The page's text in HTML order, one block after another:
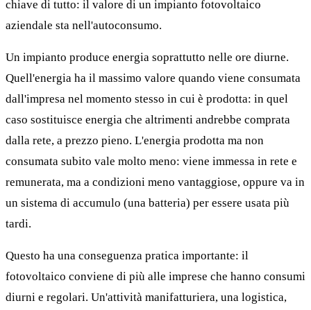
chiave di tutto: il valore di un impianto fotovoltaico
aziendale sta nell'autoconsumo.
Un impianto produce energia soprattutto nelle ore diurne.
Quell'energia ha il massimo valore quando viene consumata
dall'impresa nel momento stesso in cui è prodotta: in quel
caso sostituisce energia che altrimenti andrebbe comprata
dalla rete, a prezzo pieno. L'energia prodotta ma non
consumata subito vale molto meno: viene immessa in rete e
remunerata, ma a condizioni meno vantaggiose, oppure va in
un sistema di accumulo (una batteria) per essere usata più
tardi.
Questo ha una conseguenza pratica importante: il
fotovoltaico conviene di più alle imprese che hanno consumi
diurni e regolari. Un'attività manifatturiera, una logistica,